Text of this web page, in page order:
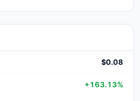
$0.08
+163.13%